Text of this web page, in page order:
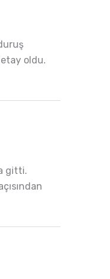
oldu.
gitti.